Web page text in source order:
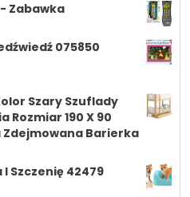
Zabawka
075850
Szary Szuflady
Rozmiar 190 X 90
Zdejmowana Barierka
Szczenię 42479